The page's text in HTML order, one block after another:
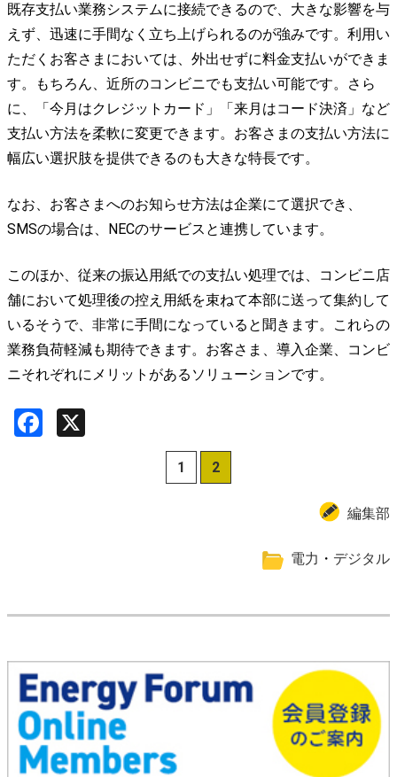
既存支払い業務システムに接続できるので、大きな影響を与
えず、迅速に手間なく立ち上げられるのが強みです。利用い
ただくお客さまにおいては、外出せずに料金支払いができま
す。もちろん、近所のコンビニでも支払い可能です。さら
に、「今月はクレジットカード」「来月はコード決済」など
支払い方法を柔軟に変更できます。お客さまの支払い方法に
幅広い選択肢を提供できるのも大きな特長です。
なお、お客さまへのお知らせ方法は企業にて選択でき、
SMSの場合は、NECのサービスと連携しています。
このほか、従来の振込用紙での支払い処理では、コンビニ店
舗において処理後の控え用紙を束ねて本部に送って集約して
いるそうで、非常に手間になっていると聞きます。これらの
業務負荷軽減も期待できます。お客さま、導入企業、コンビ
ニそれぞれにメリットがあるソリューションです。
Facebook
1 2
編集部
電力 ・ デジタル